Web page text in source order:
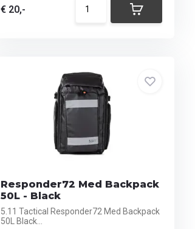
€ 20,-
Responder72 Med Backpack
50L - Black
5.11 Tactical Responder72 Med Backpack
50L Black...